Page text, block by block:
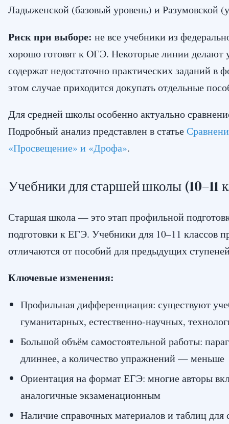
Ладыженской (базовый уровень) и Разумовской
Риск при выборе: не все учебники из
хорошо готовят к ОГЭ. Некоторые линии делают
содержат недостаточно практических заданий в
этом случае приходится докупать отдельные
Для средней школы особенно актуально
Подробный анализ представлен в статье
«Просвещение» и «Дрофа».
Учебники для старшей школы (10–11
Старшая школа — это этап профильной
подготовки к ЕГЭ. Учебники для 10–11 классов
отличаются от пособий для предыдущих
Ключевые изменения:
Профильная дифференциация: существуют
гуманитарных, естественно-научных,
Большой объём самостоятельной работы:
длиннее, а количество упражнений — меньше
Ориентация на формат ЕГЭ: многие авторы
аналогичные экзаменационным
Наличие справочных материалов и таблиц для